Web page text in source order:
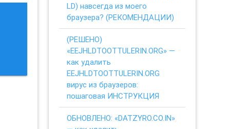
LD) навсегда из моего
браузера? (РЕКОМЕНДАЦИИ)
(РЕШЕНО)
«EEJHLDTOOTTULERIN.ORG» —
как удалить
EEJHLDTOOTTULERIN.ORG
вирус из браузеров:
пошаговая ИНСТРУКЦИЯ
ОБНОВЛЕНО: «DATZYRO.CO.IN»